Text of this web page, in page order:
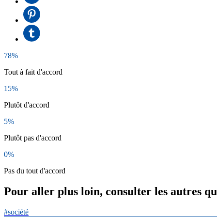
78%
Tout à fait d'accord
15%
Plutôt d'accord
5%
Plutôt pas d'accord
0%
Pas du tout d'accord
Pour aller plus loin, consulter les autres
#société